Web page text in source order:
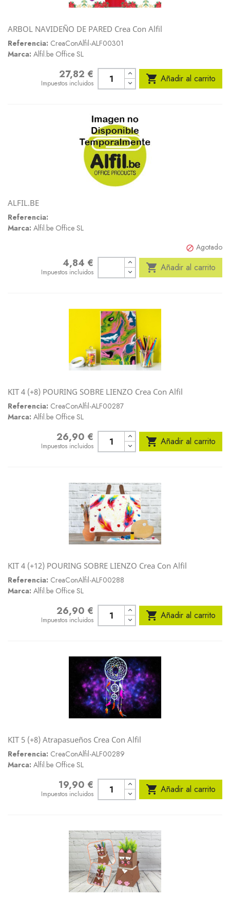
ARBOL NAVIDEÑO DE PARED Crea Con Alfil
Referencia: CreaConAlfil-ALF00301
Marca: Alfil.be Office SL
Precio27,82 €
Impuestos incluidos  Añadir al carrito
ALFIL.BE
Referencia:
Marca: Alfil.be Office SL
 Agotado
4,84 €
Impuestos incluidos  Añadir al carrito
KIT 4 (+8) POURING SOBRE LIENZO Crea Con Alfil
Referencia: CreaConAlfil-ALF00287
Marca: Alfil.be Office SL
Precio26,90 €
Impuestos incluidos  Añadir al carrito
KIT 4 (+12) POURING SOBRE LIENZO Crea Con Alfil
Referencia: CreaConAlfil-ALF00288
Marca: Alfil.be Office SL
Precio26,90 €
Impuestos incluidos  Añadir al carrito
KIT 5 (+8) Atrapasueños Crea Con Alfil
Referencia: CreaConAlfil-ALF00289
Marca: Alfil.be Office SL
Precio19,90 €
Impuestos incluidos  Añadir al carrito